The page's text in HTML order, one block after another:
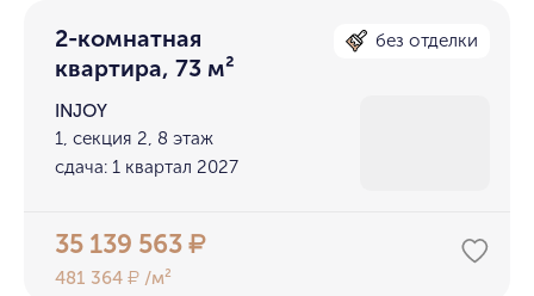
2-комнатная
квартира, 73 м²
без отделки
INJOY
1, секция 2, 8 этаж
сдача: 1 квартал 2027
35 139 563₽
481 364₽ /м²